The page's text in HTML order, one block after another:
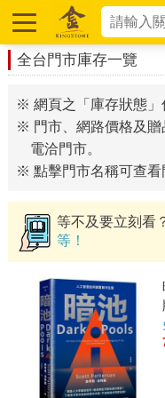
全台門市庫存一覽
※ 網頁之「庫存狀態」
※ 門市、網路價格及贈
電洽門市。
※ 點擊門市名稱可查看
等不及要立刻看
等！